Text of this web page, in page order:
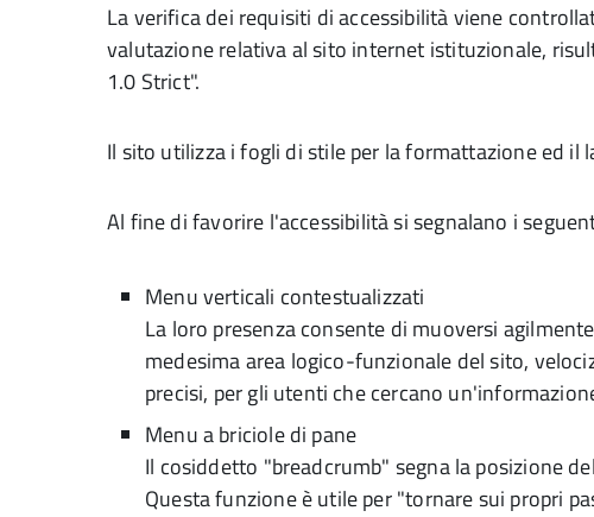
La verifica dei requisiti di accessibilità viene
valutazione relativa al sito internet istituzionale,
1.0 Strict".
Il sito utilizza i fogli di stile per la formattazione ed il
Al fine di favorire l'accessibilità si segnalano i
Menu verticali contestualizzati
La loro presenza consente di muoversi
medesima area logico-funzionale del sito,
precisi, per gli utenti che cercano
Menu a briciole di pane
Il cosiddetto "breadcrumb" segna la posizione
Questa funzione è utile per "tornare sui propri